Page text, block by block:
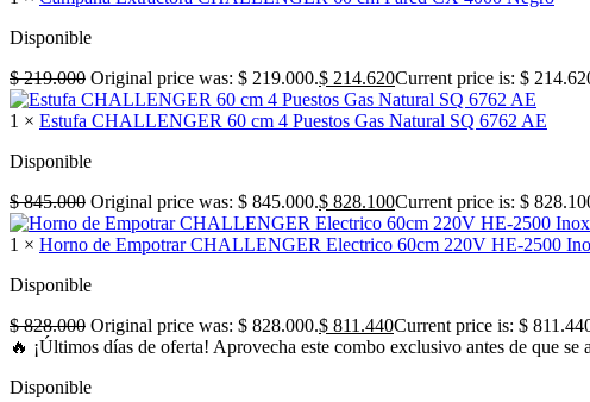
Disponible
$219.000 Original price was: $ 219.000.$ 214.620Current price is: $
1 × Estufa CHALLENGER 60 cm 4 Puestos Gas Natural SQ 6762 AE
Disponible
$845.000 Original price was: $ 845.000.$ 828.100Current price is: $
1 × Horno de Empotrar CHALLENGER Electrico 60cm 220V HE-2500
Disponible
$828.000 Original price was: $ 828.000.$ 811.440Current price is: $
🔥 ¡Últimos días de oferta! Aprovecha este combo exclusivo antes de que se
Disponible